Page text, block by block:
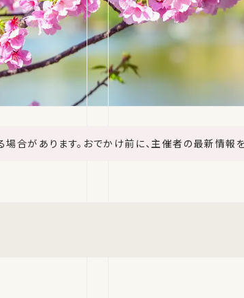
合があります。おでかけ前に、主催者の最新情報